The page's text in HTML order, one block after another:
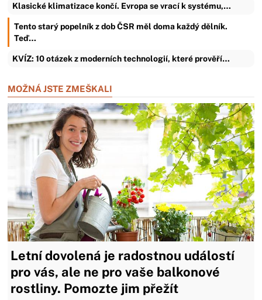
Klasické klimatizace končí. Evropa se vrací k systému,…
Tento starý popelník z dob ČSR měl doma každý dělník.
Teď…
KVÍZ: 10 otázek z moderních technologií, které prověří…
MOŽNÁ JSTE ZMEŠKALI
Letní dovolená je radostnou událostí
pro vás, ale ne pro vaše balkonové
rostliny. Pomozte jim přežít